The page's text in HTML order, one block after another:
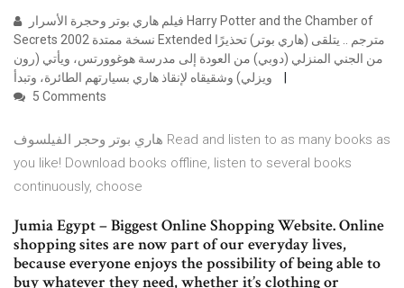
Secrets 2002 نسخة ممتدة Extended مترجم .. يتلقى (هاري بوتر) تحذيرًا
من الجني المنزلي (دوبي) من العودة إلى مدرسة هوغوورتس، ويأتي (رون
5 Comments
هاري بوتر وحجر الفيلسوف Read and listen to as many books as
you like! Download books offline, listen to several books
continuously, choose
Jumia Egypt – Biggest Online Shopping Website. Online
shopping sites are now part of our everyday lives,
because everyone enjoys the possibility of being able to
buy whatever they need, whether it’s clothing or